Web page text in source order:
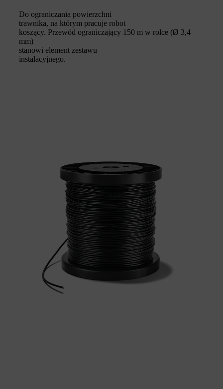
Do ograniczania powierzchni
trawnika, na którym pracuje robot
koszący. Przewód ograniczający 150 m w rolce (Ø 3,4
mm)
stanowi element zestawu
instalacyjnego.